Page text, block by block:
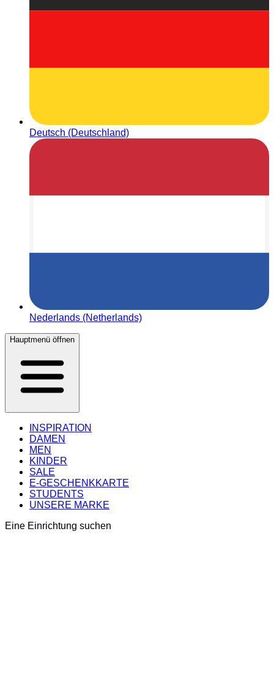
Deutsch (Deutschland)
Nederlands (Netherlands)
Hauptmenü öffnen
INSPIRATION
DAMEN
MEN
KINDER
SALE
E-GESCHENKKARTE
STUDENTS
UNSERE MARKE
Eine Einrichtung suchen